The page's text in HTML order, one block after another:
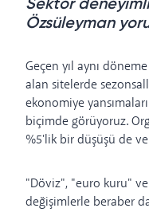
Özsüleyman
Geçen yıl aynı
alan sitelerde
ekonomiye
biçimde görüyoruz.
%5'lik bir düşüşü de
"Döviz", "euro kuru"
değişimlerle beraber